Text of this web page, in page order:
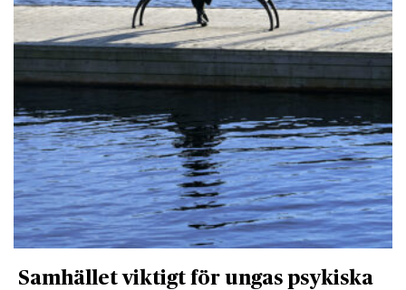
Samhället viktigt för ungas psykiska